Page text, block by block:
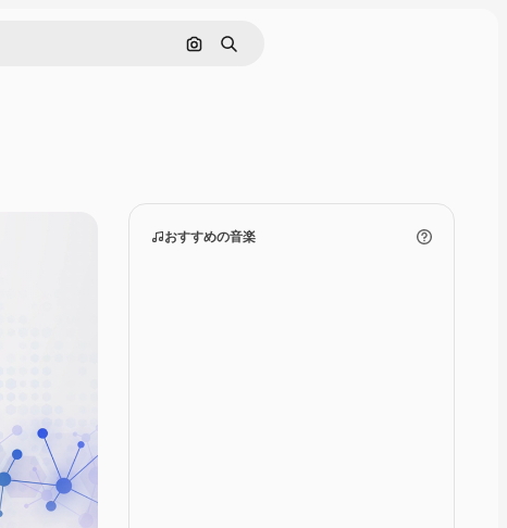
画像で検索
検索
おすすめの音楽